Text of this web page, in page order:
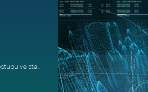
Bluebeam v propojeném pracovním postupu ve stavebnictví: Proč je int